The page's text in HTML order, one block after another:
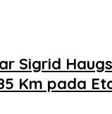
Sigrid
Km pada